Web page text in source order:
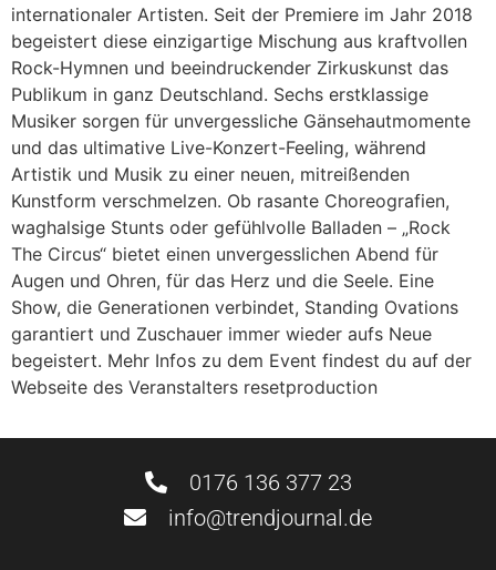
internationaler Artisten. Seit der Premiere im Jahr 2018
begeistert diese einzigartige Mischung aus kraftvollen
Rock-Hymnen und beeindruckender Zirkuskunst das
Publikum in ganz Deutschland. Sechs erstklassige
Musiker sorgen für unvergessliche Gänsehautmomente
und das ultimative Live-Konzert-Feeling, während
Artistik und Musik zu einer neuen, mitreißenden
Kunstform verschmelzen. Ob rasante Choreografien,
waghalsige Stunts oder gefühlvolle Balladen – „Rock
The Circus“ bietet einen unvergesslichen Abend für
Augen und Ohren, für das Herz und die Seele. Eine
Show, die Generationen verbindet, Standing Ovations
garantiert und Zuschauer immer wieder aufs Neue
begeistert. Mehr Infos zu dem Event findest du auf der
Webseite des Veranstalters resetproduction
0176 136 377 23
info@trendjournal.de